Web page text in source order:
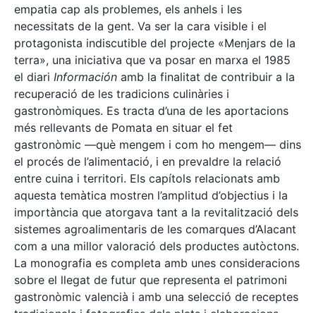
empatia cap als problemes, els anhels i les
necessitats de la gent. Va ser la cara visible i el
protagonista indiscutible del projecte «Menjars de la
terra», una iniciativa que va posar en marxa el 1985
el diari Información amb la finalitat de contribuir a la
recuperació de les tradicions culinàries i
gastronòmiques. Es tracta d’una de les aportacions
més rellevants de Pomata en situar el fet
gastronòmic —què mengem i com ho mengem— dins
el procés de l’alimentació, i en prevaldre la relació
entre cuina i territori. Els capítols relacionats amb
aquesta temàtica mostren l’amplitud d’objectius i la
importància que atorgava tant a la revitalització dels
sistemes agroalimentaris de les comarques d’Alacant
com a una millor valoració dels productes autòctons.
La monografia es completa amb unes consideracions
sobre el llegat de futur que representa el patrimoni
gastronòmic valencià i amb una selecció de receptes